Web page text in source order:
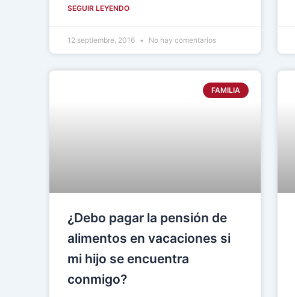
SEGUIR LEYENDO
12 septiembre, 2016 No hay comentarios
FAMILIA
¿Debo pagar la pensión de
alimentos en vacaciones si
mi hijo se encuentra
conmigo?